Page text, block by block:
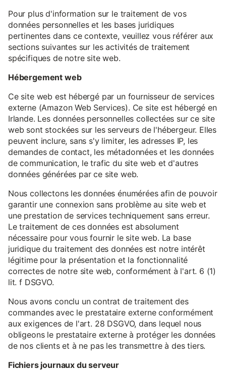
Pour plus d'information sur le traitement de vos
données personnelles et les bases juridiques
pertinentes dans ce contexte, veuillez vous référer aux
sections suivantes sur les activités de traitement
spécifiques de notre site web.
Hébergement web
Ce site web est hébergé par un fournisseur de services
externe (Amazon Web Services). Ce site est hébergé en
Irlande. Les données personnelles collectées sur ce site
web sont stockées sur les serveurs de l'hébergeur. Elles
peuvent inclure, sans s'y limiter, les adresses IP, les
demandes de contact, les métadonnées et les données
de communication, le trafic du site web et d'autres
données générées par ce site web.
Nous collectons les données énumérées afin de pouvoir
garantir une connexion sans problème au site web et
une prestation de services techniquement sans erreur.
Le traitement de ces données est absolument
nécessaire pour vous fournir le site web. La base
juridique du traitement des données est notre intérêt
légitime pour la présentation et la fonctionnalité
correctes de notre site web, conformément à l'art. 6 (1)
lit. f DSGVO.
Nous avons conclu un contrat de traitement des
commandes avec le prestataire externe conformément
aux exigences de l'art. 28 DSGVO, dans lequel nous
obligeons le prestataire externe à protéger les données
de nos clients et à ne pas les transmettre à des tiers.
Fichiers journaux du serveur